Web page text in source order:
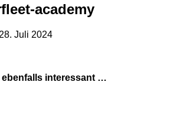
academy
28. Juli 2024
ebenfalls interessant …